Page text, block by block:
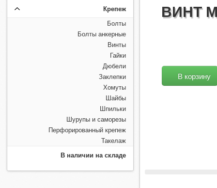
Крепеж
Болты
Болты анкерные
Винты
Гайки
Дюбели
Заклепки
Хомуты
Шайбы
Шпильки
Шурупы и саморезы
Перфорированный крепеж
Такелаж
В наличии на складе
ВИНТ
В корзину